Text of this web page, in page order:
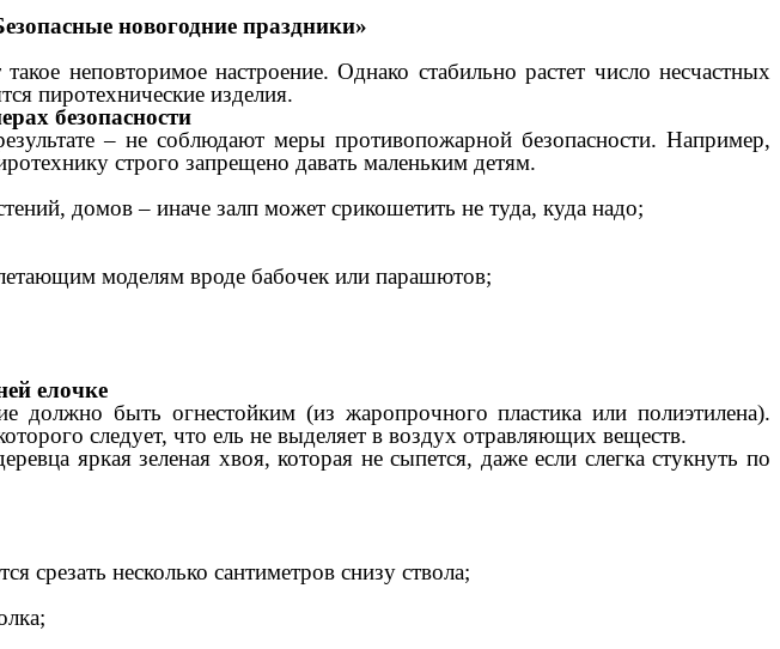
новогодние праздники»
неповторимое настроение. Однако стабильно растет число несчастных
пиротехнические изделия.
безопасности
– не соблюдают меры противопожарной безопасности. Например,
строго запрещено давать маленьким детям.
домов – иначе залп может срикошетить не туда, куда надо;
моделям вроде бабочек или парашютов;
елочке
должно быть огнестойким (из жаропрочного пластика или полиэтилена).
следует, что ель не выделяет в воздух отравляющих веществ.
яркая зеленая хвоя, которая не сыпется, даже если слегка стукнуть по
срезать несколько сантиметров снизу ствола;